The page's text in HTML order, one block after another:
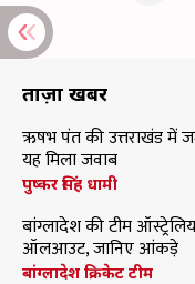
ताज़ा खबरें
ऋषभ पंत की उत्तराखंड में
यह मिला जवाब
पुष्कर सिंह धामी
बांग्लादेश की टीम
ऑलआउट, जानिए आंकड़े
बांग्लादेश क्रिकेट टीम